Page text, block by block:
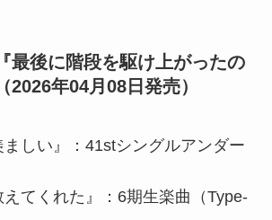
最後に階段を駆け上がったの
2026年04月08日発売）
しい』：41stシングルアンダー
てくれた』：6期生楽曲（Type-